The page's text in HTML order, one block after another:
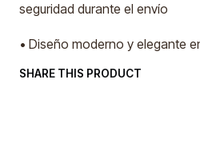
seguridad durante el envío
• Diseño moderno y elegante
SHARE THIS PRODUCT